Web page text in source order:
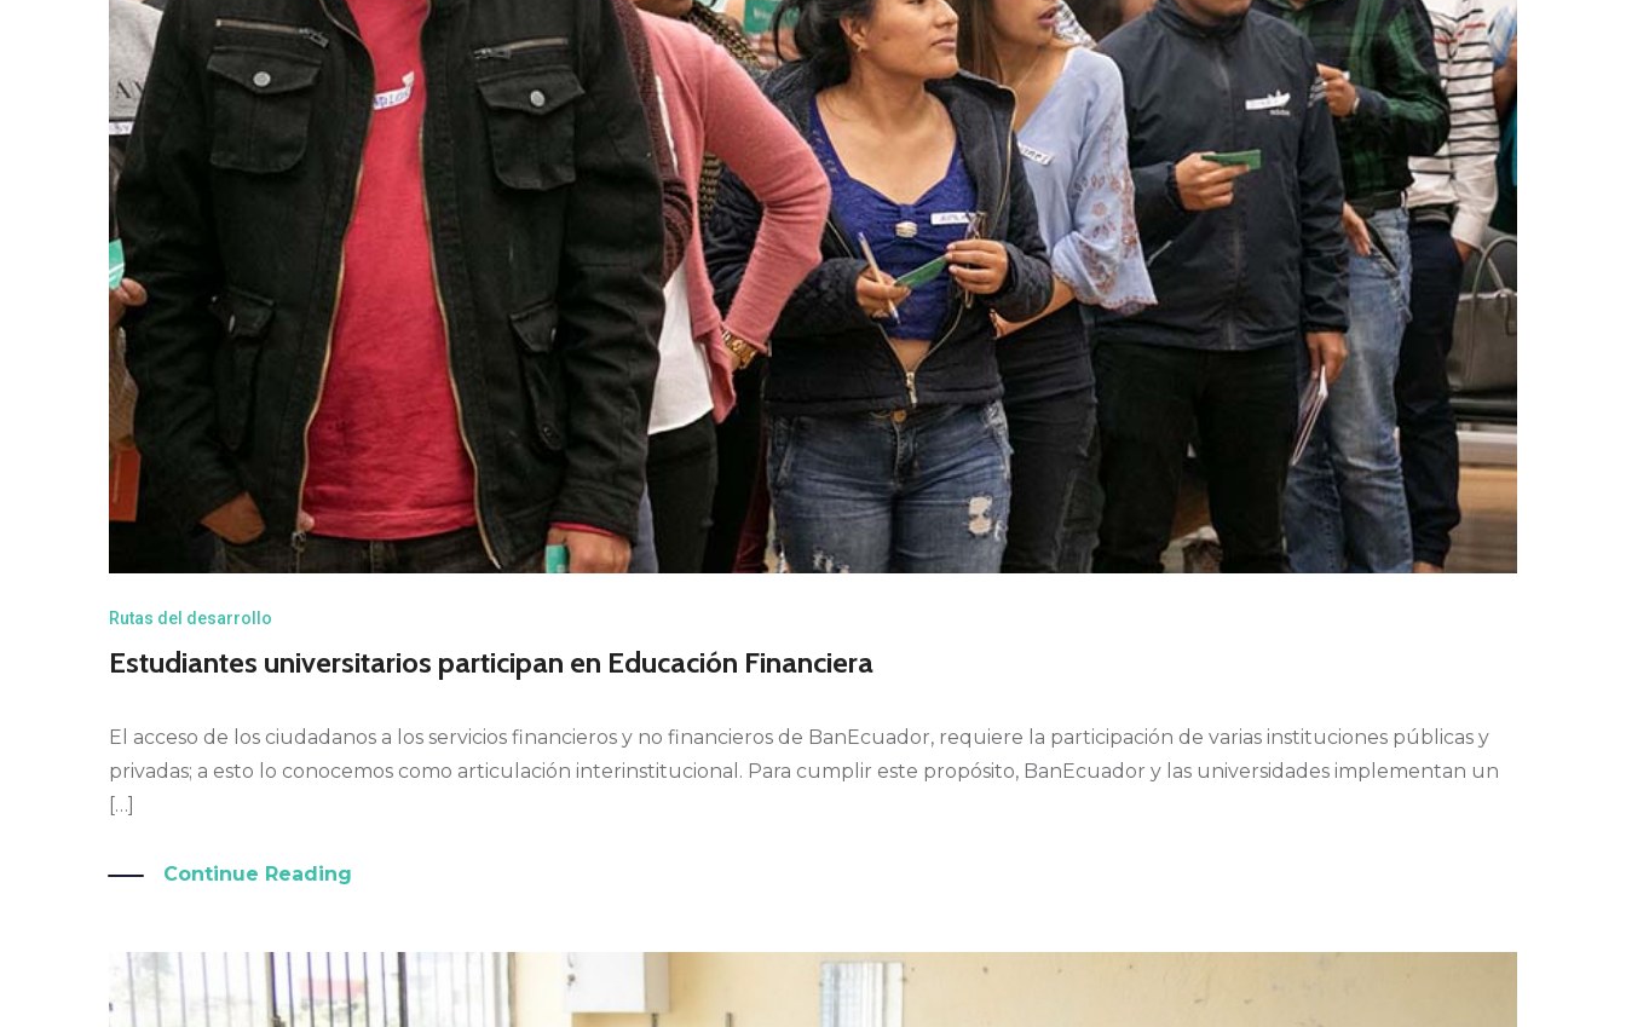
Rutas del desarrollo
Estudiantes universitarios participan en Educación Financiera
El acceso de los ciudadanos a los servicios financieros y no financieros de BanEcuador, requiere la participación de varias instituciones públicas y
privadas; a esto lo conocemos como articulación interinstitucional. Para cumplir este propósito, BanEcuador y las universidades implementan un
[…]
Continue Reading